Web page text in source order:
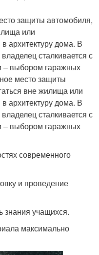
защиты автомобиля,
или
архитектуру дома. В
сталкивается с
– выбором гаражных
место защиты
вне жилища или
архитектуру дома. В
сталкивается с
– выбором гаражных
современного
и проведение
знания учащихся.
максимально